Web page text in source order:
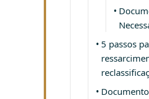
5 passos